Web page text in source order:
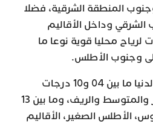
المنطقة الشرقية، فضلا
الشرقي وداخل الأقاليم
محليا قوية نوعا ما
وجنوب الأطلس.
وستتراوح درجات الحرارة الدنيا ما بين 04 و10 درجات
بمرتفعات الأطلسين الكبير والمتوسط والريف، وما بين 13
الأطلس الصغير، الأقاليم